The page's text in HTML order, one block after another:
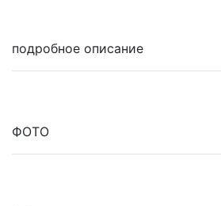
подробное описание
ФОТО